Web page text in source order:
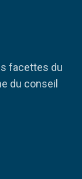
facettes du
du conseil